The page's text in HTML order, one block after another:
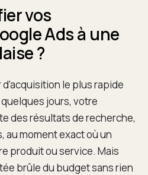
vos
Ads à une
?
le plus rapide
jours, votre
des résultats de recherche,
au moment exact où un
produit ou service. Mais
brûle du budget sans rien